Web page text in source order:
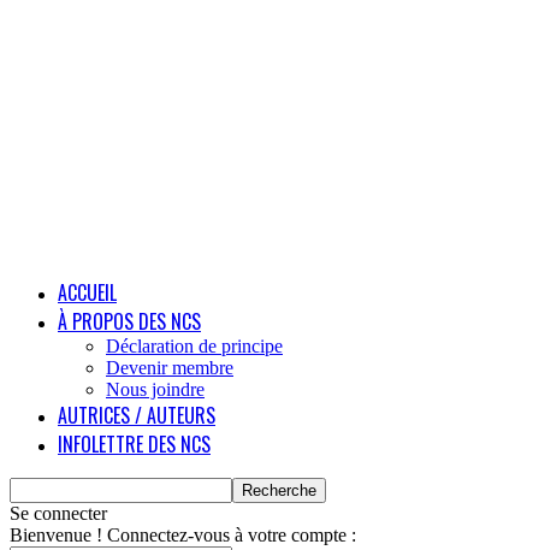
ACCUEIL
À PROPOS DES NCS
Déclaration de principe
Devenir membre
Nous joindre
AUTRICES / AUTEURS
INFOLETTRE DES NCS
Se connecter
Bienvenue ! Connectez-vous à votre compte :